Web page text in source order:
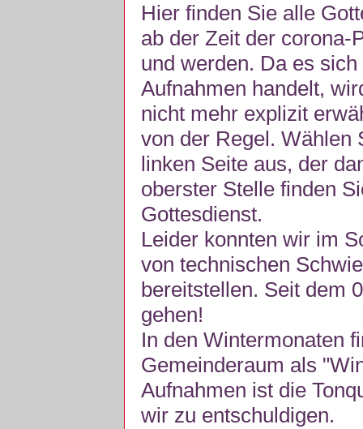
Hier finden Sie alle
ab der Zeit der corona-
und werden. Da es
Aufnahmen handelt,
nicht mehr explizit
von der Regel. Wählen
linken Seite aus, der
oberster Stelle finden
Gottesdienst.
Leider konnten wir im
von technischen
bereitstellen. Seit dem
gehen!
In den Wintermonaten
Gemeinderaum als
Aufnahmen ist die
wir zu entschuldigen.